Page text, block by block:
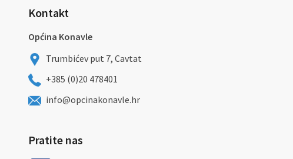
Kontakt
Općina Konavle
Trumbićev put 7, Cavtat
+385 (0)20 478401
info@opcinakonavle.hr
Pratite nas